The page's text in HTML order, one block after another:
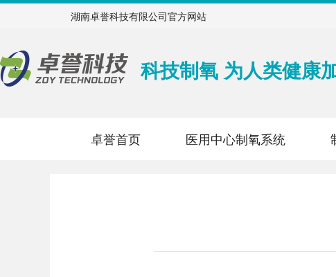
湖南卓誉科技有限公司官方网站
科技制氧 为人类健康
卓誉首页 医用中心制氧系统